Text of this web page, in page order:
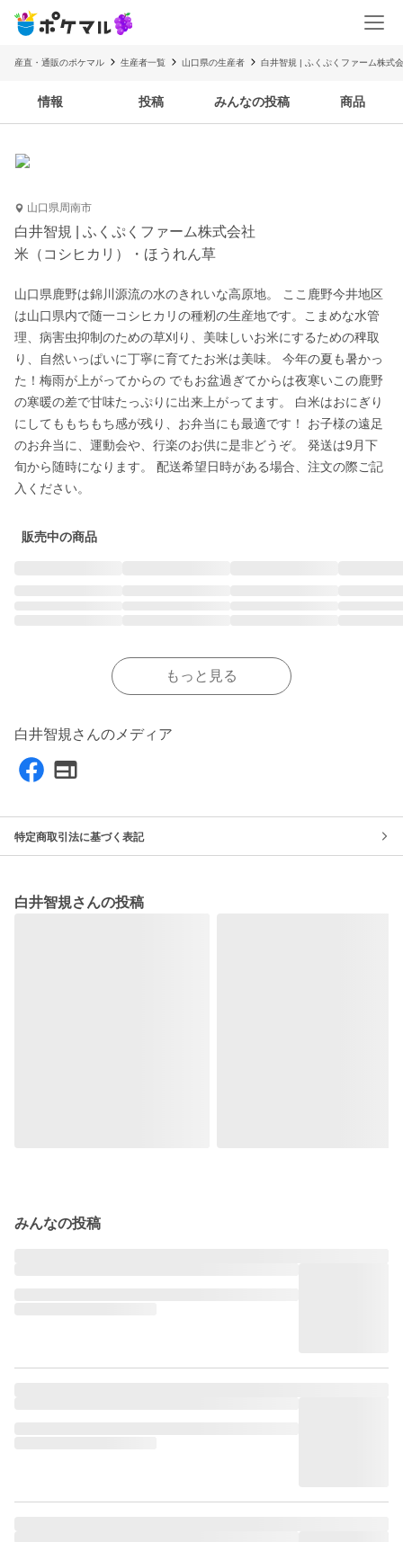
産直・通販のポケマル 生産者一覧 山口県の生産者 白井智規 | ふくぷくファーム株式
情報 投稿 みんなの投稿 商品
山口県周南市
白井智規 | ふくぷくファーム株式会社
米（コシヒカリ）・ほうれん草
山口県鹿野は錦川源流の水のきれいな高原地。 ここ鹿野今井地区
は山口県内で随一コシヒカリの種籾の生産地です。こまめな水管
理、病害虫抑制のための草刈り、美味しいお米にするための稗取
り、自然いっぱいに丁寧に育てたお米は美味。 今年の夏も暑かっ
た！梅雨が上がってからの でもお盆過ぎてからは夜寒いこの鹿野
の寒暖の差で甘味たっぷりに出来上がってます。 白米はおにぎり
にしてももちもち感が残り、お弁当にも最適です！ お子様の遠足
のお弁当に、運動会や、行楽のお供に是非どうぞ。 発送は9月下
旬から随時になります。 配送希望日時がある場合、注文の際ご記
入ください。
販売中の商品
もっと見る
白井智規さんのメディア
特定商取引法に基づく表記
白井智規さんの投稿
みんなの投稿